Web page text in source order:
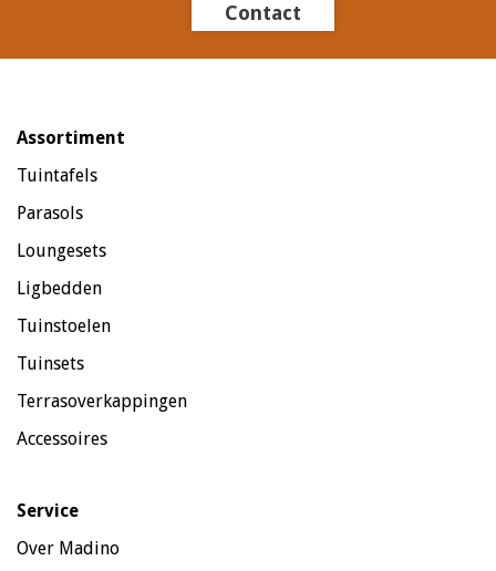
Contact
Assortiment
Tuintafels
Parasols
Loungesets
Ligbedden
Tuinstoelen
Tuinsets
Terrasoverkappingen
Accessoires
Service
Over Madino